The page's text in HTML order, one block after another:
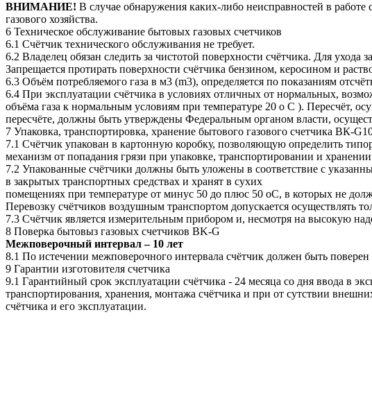
ВНИМАНИЕ! В случае обнаружения каких-либо неисправностей в работе
газового хозяйства.
6 Техническое обслуживание бытовых газовых счетчиков
6.1 Счётчик технического обслуживания не требует.
6.2 Владелец обязан следить за чистотой поверхности счётчика. Для
Запрещается протирать поверхности счётчика бензином, керосином и
6.3 Объём потребляемого газа в м3 (m3), определяется по показаниям
6.4 При эксплуатации счётчика в условиях отличных от нормальных,
объёма газа к нормальным условиям при температуре 20 о С ). Пересчёт,
пересчёте, должны быть утверждены Федеральным органом власти,
7 Упаковка, транспортировка, хранение бытового газового счетчика ВК-
7.1 Счётчик упакован в картонную коробку, позволяющую определить
механизм от попадания грязи при упаковке, транспортировании и
7.2 Упакованные счётчики должны быть уложены в соответствие с
в закрытых транспортных средствах и хранят в сухих
помещениях при температуре от минус 50 до плюс 50 оС, в которых не
Перевозку счётчиков воздушным транспортом допускается осуществлять
7.3 Счётчик является измерительным прибором и, несмотря на высокую
8 Поверка бытовыз газовых счетчиков BK-G
Межповерочный интервал – 10 лет
8.1 По истечении межповерочного интервала счётчик должен быть
9 Гарантии изготовителя счетчика
9.1 Гарантийный срок эксплуатации счётчика - 24 месяца со дня ввода в
транспортирования, хранения, монтажа счётчика и при от сутствии
счётчика и его эксплуатации.